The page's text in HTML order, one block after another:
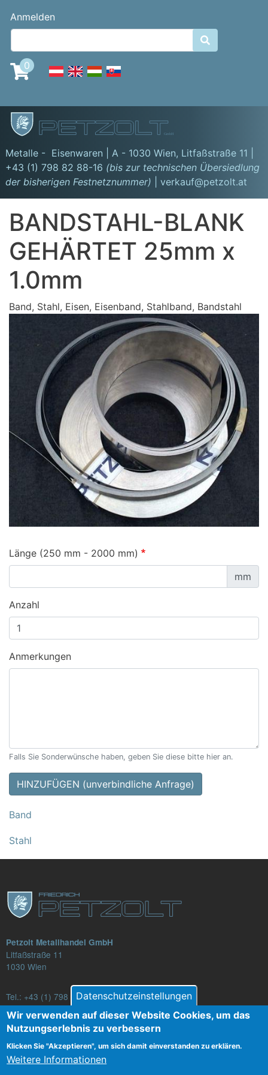
Benutzermenü
Anmelden

0
GmbH
Metalle - Eisenwaren | A - 1030 Wien, Litfaßstraße 11
+43 (1) 798 82 88-16 (bis zur technischen Übersiedlung
der bisherigen Festnetznummer)
| verkauf@petzolt.at
BANDSTAHL-BLANK
GEHÄRTET 25mm x
1.0mm
Band, Stahl, Eisen, Eisenband, Stahlband, Bandstahl
Länge (250 mm - 2000 mm)
mm
Anzahl
Anmerkungen
Falls Sie Sonderwünsche haben, geben Sie diese bitte hier an.
HINZUFÜGEN (unverbindliche Anfrage)
Band
Stahl
Petzolt Metallhandel GmbH
Litfaßstraße 11
1030 Wien
Tel.: +43 (1) 798 82 88-16
E-Mail: verkauf@petzolt.at
Datenschutzeinstellungen
Wir verwenden auf dieser Website Cookies, um das
Nutzungserlebnis zu verbessern
Klicken Sie "Akzeptieren", um sich damit einverstanden zu erklären.
Weitere Informationen